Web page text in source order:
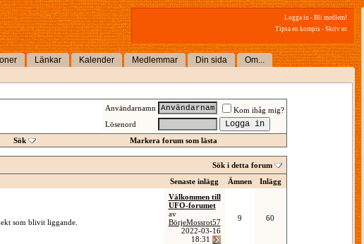
Logga in - Bli medlem!
Tipsa en kompis - Skriv ut
Länkar Kalender Medlemmar Din sida Om...
Användarnamn
Kom ihåg mig?
Lösenord
Sök Markera forum som lästa
Sök i detta forum
Senaste inlägg Ämnen Inlägg
som blivit liggande.
Välkommen till
UFO-forumet
av
BörjeMossrot57
2022-03-16
18:31
9 60